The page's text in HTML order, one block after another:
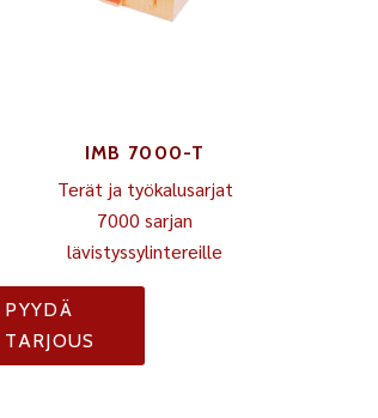
IMB 7000-T
Terät ja työkalusarjat
7000 sarjan
lävistyssylintereille
PYYDÄ
TARJOUS